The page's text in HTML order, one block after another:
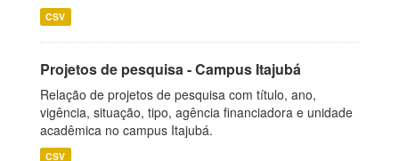
CSV
Projetos de pesquisa - Campus Itajubá
Relação de projetos de pesquisa com título, ano,
vigência, situação, tipo, agência financiadora e unidade
acadêmica no campus Itajubá.
CSV